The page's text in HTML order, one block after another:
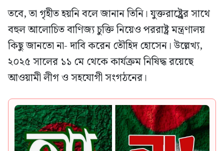
তবে, তা গৃহীত হয়নি বলে জানান তিনি। যুক্তরাষ্ট্র্রের সাথে
বহুল আলোচিত বাণিজ্য চুক্তি নিয়েও পররাষ্ট্র মন্ত্রণালয়
কিছু জানতো না- দাবি করেন তৌহিদ হোসেন। উল্লেখ্য,
২০২৫ সালের ১১ মে থেকে কার্যক্রম নিষিদ্ধ রয়েছে
আওয়ামী লীগ ও সহযোগী সংগঠনের।